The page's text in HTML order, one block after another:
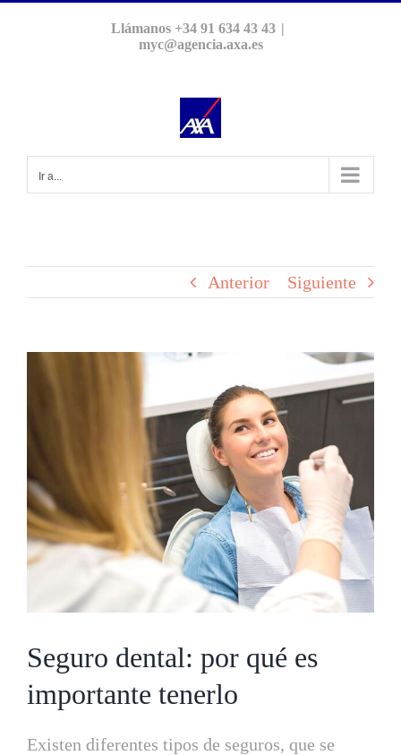
Llámanos +34 91 634 43 43 |
myc@agencia.axa.es
Ir a...
Anterior Siguiente
Ver
imagen
Seguro dental: por qué es
importante tenerlo
Existen diferentes tipos de seguros, que se